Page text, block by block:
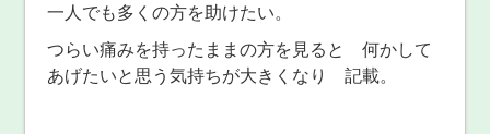
一人でも多くの方を助けたい。
つらい痛みを持ったままの方を見ると 何かして
あげたいと思う気持ちが大きくなり 記載。